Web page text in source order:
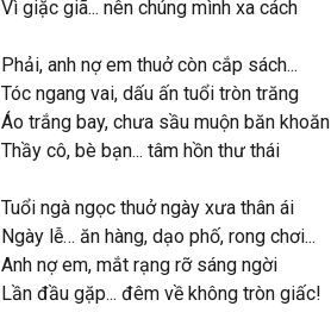
Vì giặc giã... nên chúng mình xa cách
Phải, anh nợ em thuở còn cắp sách...
Tóc ngang vai, dấu ấn tuổi tròn trăng
Áo trắng bay, chưa sầu muộn băn khoăn
Thầy cô, bè bạn... tâm hồn thư thái
Tuổi ngà ngọc thuở ngày xưa thân ái
Ngày lễ… ăn hàng, dạo phố, rong chơi...
Anh nợ em, mắt rạng rỡ sáng ngời
Lần đầu gặp... đêm về không tròn giấc!